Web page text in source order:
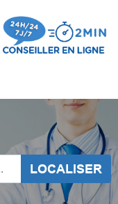
LOCALISER